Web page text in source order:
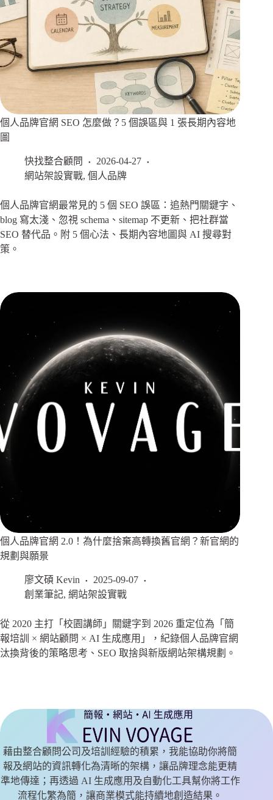
個人品牌官網 SEO 怎麼做？5 個誤區與 1 張長期內容地
圖
快找整合顧問
2026-04-27
網站架設實戰, 個人品牌
個人品牌官網最常見的 5 個 SEO 誤區：追熱門關鍵字、
blog 寫太淺、忽視 schema、sitemap 不更新、把社群當
SEO 替代品。附 5 個心法、長期內容地圖與 AI 搜尋對
策。
個人品牌官網 2.0！為什麼捨棄高轉換舊官網？新官網的
規劃與願景
廖文碩 Kevin
2025-09-07
創業筆記, 網站架設實戰
從 2020 主打「校園講師」關鍵字到 2026 重定位為「簡
報培訓 × 網站顧問 × AI 生成應用」，紀錄個人品牌官網
汰換背後的策略思考、SEO 取捨與新版網站架構規劃。
藉由整合顧問公司及培訓經驗的積累，我能協助你將簡
報及網站的資訊轉化為清晰的架構，讓品牌理念能更精
準地傳達；再透過 AI 生成應用及自動化工具幫你將工作
流程化繁為簡，讓商業模式能持續地創造結果。